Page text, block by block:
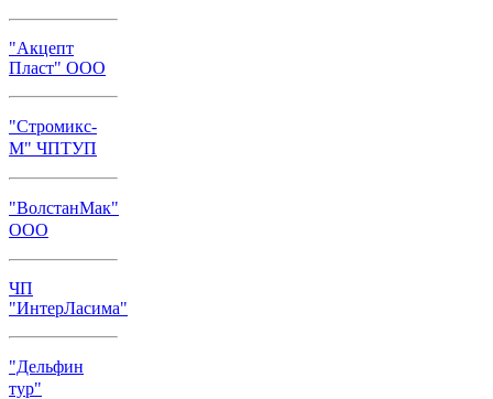
"Акцепт
Пласт" ООО
"Стромикс-
М" ЧПТУП
"ВолстанМак"
ООО
ЧП
"ИнтерЛасима"
"Дельфин
тур"